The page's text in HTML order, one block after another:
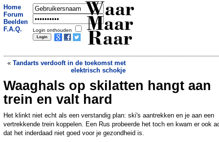
Home
Forum
Beelden
F.A.Q.
Login onthouden
Waar
Maar
Raar
« Tandarts verdooft in de toekomst met
elektrisch schokje
Ondraaglijke stank door duizenden
aangespoelde inktvissen»
Waaghals op skilatten hangt aan
trein en valt hard
Het klinkt niet echt als een verstandig plan: ski's aantrekken en je aan een
vertrekkende trein koppelen. Een Rus probeerde het toch en kwam er ook
dat het inderdaad niet goed voor je gezondheid is.